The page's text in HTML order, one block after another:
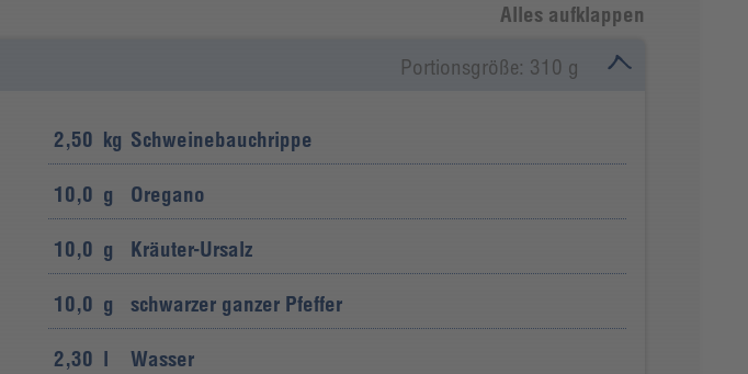
Alles aufklappen
Portionsgröße: 310 g
2,50 kg Schweinebauchrippe
10,0 g Oregano
10,0 g Kräuter-Ursalz
10,0 g schwarzer ganzer Pfeffer
2,30 l Wasser